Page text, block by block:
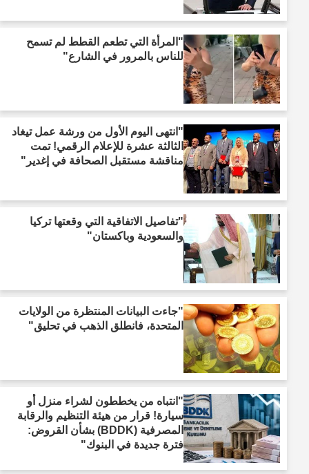
"المرأة التي تطعم القطط لم تسمح
للناس بالمرور في الشارع"
"انتهى اليوم الأول من ورشة عمل تيغاد
الثالثة عشرة للإعلام الرقمي! تمت
مناقشة مستقبل الصحافة في إغدير"
"تفاصيل الاتفاقية التي وقعتها تركيا
والسعودية وباكستان"
"جاءت البيانات المنتظرة من الولايات
المتحدة، فانطلق الذهب في تحليق"
"انتباه من يخططون لشراء منزل أو
سيارة! قرار من هيئة التنظيم والرقابة
المصرفية (BDDK) بشأن القروض:
فترة جديدة في البنوك"